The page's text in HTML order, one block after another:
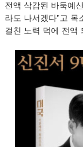
전액 삭감된 바둑예
라도 나서겠다”고 목
걸친 노력 덕에 전액